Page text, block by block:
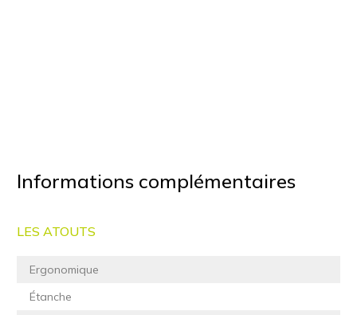
Informations complémentaires
LES ATOUTS
Ergonomique
Étanche